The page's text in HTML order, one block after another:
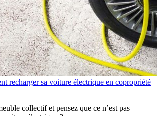
recharger sa voiture électrique en copropriété
collectif et pensez que ce n’est pas